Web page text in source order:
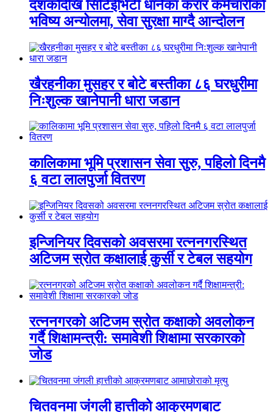
दशकौँदेखि सिटिईभिटी धानेका करार कर्मचारीको
भविष्य अन्योलमा, सेवा सुरक्षा माग्दै आन्दोलन
खैरहनीका मुसहर र बोटे बस्तीका ८६ घरधुरीमा
निःशुल्क खानेपानी धारा जडान
कालिकामा भूमि प्रशासन सेवा सुरु, पहिलो दिनमै
६ वटा लालपुर्जा वितरण
इन्जिनियर दिवसको अवसरमा रत्ननगरस्थित
अटिजम स्रोत कक्षालाई कुर्सी र टेबल सहयोग
रत्ननगरको अटिजम स्रोत कक्षाको अवलोकन
गर्दै शिक्षामन्त्री: समावेशी शिक्षामा सरकारको
जोड
चितवनमा जंगली हात्तीको आक्रमणबाट